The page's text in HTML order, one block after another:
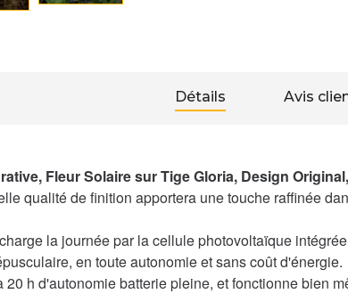
Détails Avis
Fleur Solaire sur Tige Gloria, Design Original,
qualité de finition apportera une touche raffinée
la journée par la cellule photovoltaïque
en toute autonomie et sans coût d'énergie.
h d'autonomie batterie pleine, et fonctionne bien